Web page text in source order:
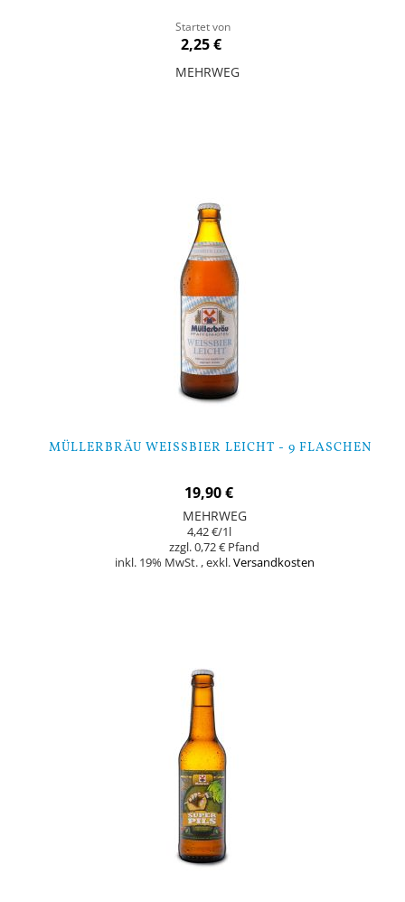
Startet von
2,25 €
MEHRWEG
MÜLLERBRÄU WEISSBIER LEICHT - 9 FLASCHEN
19,90 €
MEHRWEG
4,42 €/1l
0,72 €
inkl. 19% MwSt. ,exkl.Versandkosten